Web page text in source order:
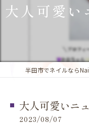
大人可愛い
大人可愛いニ
2023/08/07